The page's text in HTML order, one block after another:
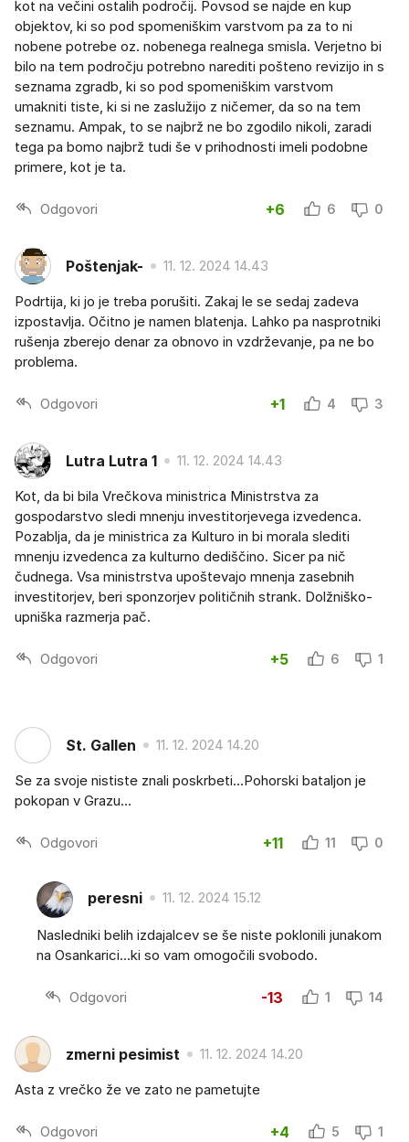
kot na večini ostalih področij. Povsod se najde en kup
objektov, ki so pod spomeniškim varstvom pa za to ni
nobene potrebe oz. nobenega realnega smisla. Verjetno bi
bilo na tem področju potrebno narediti pošteno revizijo in s
seznama zgradb, ki so pod spomeniškim varstvom
umakniti tiste, ki si ne zaslužijo z ničemer, da so na tem
seznamu. Ampak, to se najbrž ne bo zgodilo nikoli, zaradi
tega pa bomo najbrž tudi še v prihodnosti imeli podobne
primere, kot je ta.
Odgovori +6 6 0
Poštenjak- 11. 12. 2024 14.43
Podrtija, ki jo je treba porušiti. Zakaj le se sedaj zadeva
izpostavlja. Očitno je namen blatenja. Lahko pa nasprotniki
rušenja zberejo denar za obnovo in vzdrževanje, pa ne bo
problema.
Odgovori +1 4 3
Lutra Lutra 1 11. 12. 2024 14.43
Kot, da bi bila Vrečkova ministrica Ministrstva za
gospodarstvo sledi mnenju investitorjevega izvedenca.
Pozablja, da je ministrica za Kulturo in bi morala slediti
mnenju izvedenca za kulturno dediščino. Sicer pa nič
čudnega. Vsa ministrstva upoštevajo mnenja zasebnih
investitorjev, beri sponzorjev političnih strank. Dolžniško-
upniška razmerja pač.
Odgovori +5 6 1
St. Gallen 11. 12. 2024 14.20
Se za svoje nististe znali poskrbeti...Pohorski bataljon je
pokopan v Grazu...
Odgovori +11 11 0
peresni 11. 12. 2024 15.12
Nasledniki belih izdajalcev se še niste poklonili junakom
na Osankarici...ki so vam omogočili svobodo.
Odgovori -13 1 14
zmerni pesimist 11. 12. 2024 14.20
Asta z vrečko že ve zato ne pametujte
Odgovori +4 5 1